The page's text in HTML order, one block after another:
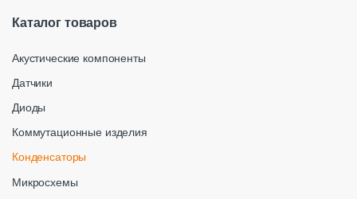
Каталог товаров
Акустические компоненты
Датчики
Диоды
Коммутационные изделия
Конденсаторы
Микросхемы